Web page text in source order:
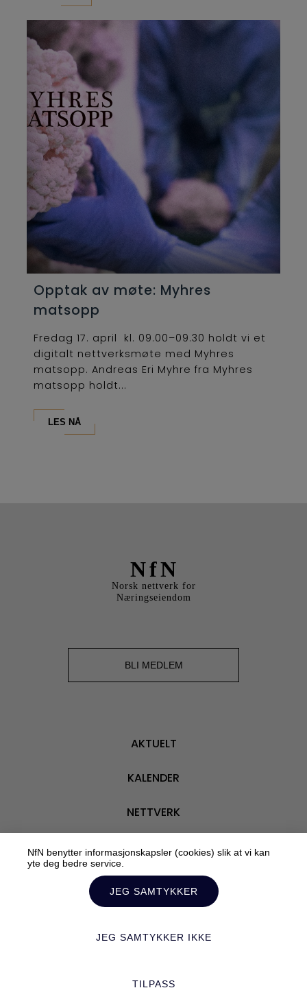
Opptak av møte: Myhres
matsopp
Fredag 17. april kl. 09.00–09.30 holdt vi et
digitalt nettverksmøte med Myhres
matsopp. Andreas Eri Myhre fra Myhres
matsopp holdt...
LES NÅ
NfN
Norsk nettverk for
Næringseiendom
BLI MEDLEM
AKTUELT
KALENDER
NETTVERK
VÅRE MEDLEMMER
OM OSS
Mediebyrået Enklere Valg
NfN benytter informasjonskapsler (cookies) slik at vi kan
yte deg bedre service.
JEG SAMTYKKER
JEG SAMTYKKER IKKE
TILPASS